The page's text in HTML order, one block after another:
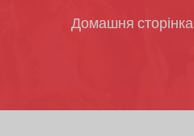
Домашня сторінка